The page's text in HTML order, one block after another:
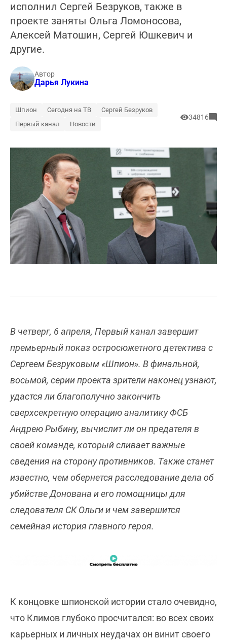
исполнил Сергей Безруков, также в
проекте заняты Ольга Ломоносова,
Алексей Матошин, Сергей Юшкевич и
другие.
Автор
Дарья Лукина
Шпион Сегодня на ТВ
Сергей Безруков
Первый канал
Новости
34816
В четверг, 6 апреля, Первый канал завершит
премьерный показ остросюжетного детектива с
Сергеем Безруковым «Шпион». В финальной,
восьмой, серии проекта зрители наконец узнают,
удастся ли благополучно закончить
сверхсекретную операцию аналитику ФСБ
Андрею Рыбину, вычислит ли он предателя в
своей команде, который сливает важные
сведения на сторону противников. Также станет
известно, чем обернется расследование дела об
убийстве Донована и его помощницы для
следователя СК Ольги и чем завершится
семейная история главного героя.
К концовке шпионской истории стало очевидно,
что Климов глубоко просчитался: во всех своих
карьерных и личных неудачах он винит своего